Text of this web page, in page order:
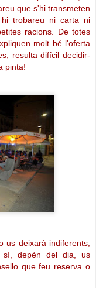
que s'hi transmeten
trobareu ni carta ni
racions. De totes
molt bé l'oferta
resulta difícil decidir-
pinta!
us deixarà indiferents,
sí, depèn del dia, us
que feu reserva o